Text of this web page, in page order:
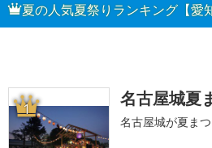
夏の人気夏祭りランキング【愛
1 名古屋城夏
名古屋城が夏ま